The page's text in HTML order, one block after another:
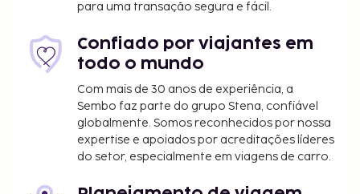
para uma transação segura e fácil.
Confiado por viajantes em
todo o mundo
Com mais de 30 anos de experiência, a
Sembo faz parte do grupo Stena, confiável
globalmente. Somos reconhecidos por nossa
expertise e apoiados por acreditações líderes
do setor, especialmente em viagens de carro.